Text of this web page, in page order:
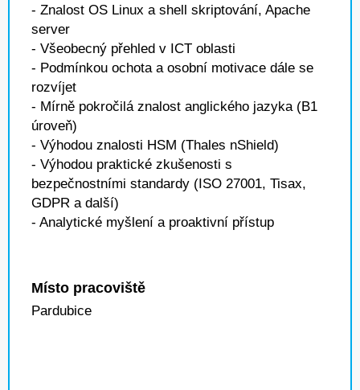
- Znalost OS Linux a shell skriptování, Apache
server
- Všeobecný přehled v ICT oblasti
- Podmínkou ochota a osobní motivace dále se
rozvíjet
- Mírně pokročilá znalost anglického jazyka (B1
úroveň)
- Výhodou znalosti HSM (Thales nShield)
- Výhodou praktické zkušenosti s
bezpečnostními standardy (ISO 27001, Tisax,
GDPR a další)
- Analytické myšlení a proaktivní přístup
Místo pracoviště
Pardubice